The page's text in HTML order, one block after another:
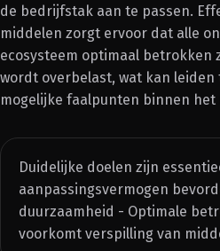
de bedrijfstak aan te passen.
middelen zorgt ervoor dat alle
ecosysteem optimaal betrokken
wordt overbelast, wat kan
mogelijke faalpunten binnen het
Duidelijke doelen zijn
aanpassingsvermogen
duurzaamheid - Optimale
voorkomt verspilling van